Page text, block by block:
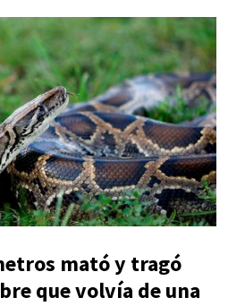
mató y tragó
que volvía de una